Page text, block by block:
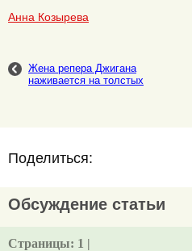
Анна Козырева
Жена репера Джигана
наживается на толстых
Поделиться:
Обсуждение статьи
Страницы: 1 |